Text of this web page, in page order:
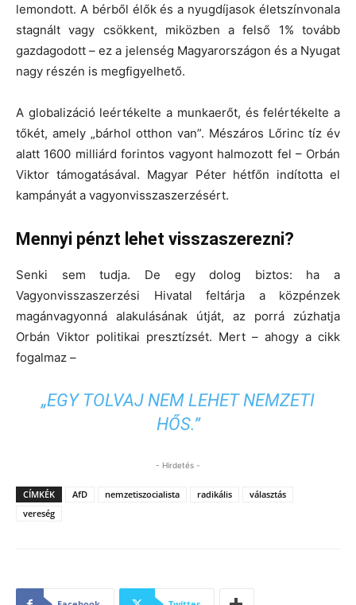
lemondott. A bérből élők és a nyugdíjasok életszínvonala
stagnált vagy csökkent, miközben a felső 1% tovább
gazdagodott – ez a jelenség Magyarországon és a Nyugat
nagy részén is megfigyelhető.
A globalizáció leértékelte a munkaerőt, és felértékelte a
tőkét, amely „bárhol otthon van”. Mészáros Lőrinc tíz év
alatt 1600 milliárd forintos vagyont halmozott fel – Orbán
Viktor támogatásával. Magyar Péter hétfőn indította el
kampányát a vagyonvisszaszerzésért.
Mennyi pénzt lehet visszaszerezni?
Senki sem tudja. De egy dolog biztos: ha a
Vagyonvisszaszerzési Hivatal feltárja a közpénzek
magánvagyonná alakulásának útját, az porrá zúzhatja
Orbán Viktor politikai presztízsét. Mert – ahogy a cikk
fogalmaz –
„EGY TOLVAJ NEM LEHET NEMZETI
HŐS.”
- Hirdetés -
CÍMKÉK AfD nemzetiszocialista radikális
választás
vereség